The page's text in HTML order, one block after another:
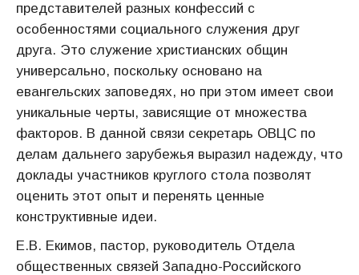
представителей разных конфессий с
особенностями социального служения друг
друга. Это служение христианских общин
универсально, поскольку основано на
евангельских заповедях, но при этом имеет свои
уникальные черты, зависящие от множества
факторов. В данной связи секретарь ОВЦС по
делам дальнего зарубежья выразил надежду, что
доклады участников круглого стола позволят
оценить этот опыт и перенять ценные
конструктивные идеи.
Е.В. Екимов, пастор, руководитель Отдела
общественных связей Западно-Российского